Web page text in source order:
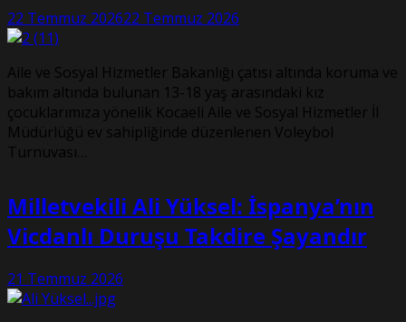
22 Temmuz 202622 Temmuz 2026
Aile ve Sosyal Hizmetler Bakanlığı çatısı altında koruma ve
bakım altında bulunan 13-18 yaş arasındaki kız
çocuklarımıza yönelik Kocaeli Aile ve Sosyal Hizmetler İl
Müdürlüğü ev sahipliğinde düzenlenen Voleybol
Turnuvası…
Milletvekili Ali Yüksel: İspanya’nın
Vicdanlı Duruşu Takdire Şayandır
21 Temmuz 2026